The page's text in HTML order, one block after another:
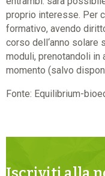
proprio interesse. Per
formativo, avendo
corso dell‘anno solare
moduli, prenotandoli in
momento (salvo
Fonte: Equilibrium-